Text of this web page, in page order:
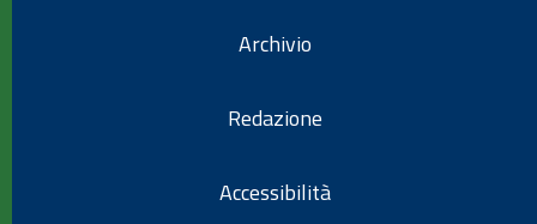
Archivio
Redazione
Accessibilità